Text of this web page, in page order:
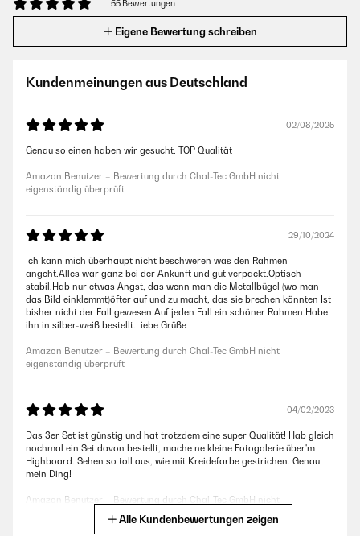
55 Bewertungen
Eigene Bewertung schreiben
Kundenmeinungen aus Deutschland
02/08/2025
Genau so einen haben wir gesucht. TOP Qualität
Amazon Benutzer – Bewertung durch Chal-Tec GmbH nicht
eigenständig überprüft
29/10/2024
Ich kann mich überhaupt nicht beschweren was den Rahmen
angeht.Alles war ganz bei der Ankunft und gut verpackt.Optisch
stabil.Hab nur etwas Angst, das wenn man die Metallbügel (wo man
das Bild einklemmt)öfter auf und zu macht, das sie brechen könnten Ist
bisher nicht der Fall gewesen.Auf jeden Fall ein schöner Rahmen.Habe
ihn in silber-weiß bestellt.Liebe Grüße
Amazon Benutzer – Bewertung durch Chal-Tec GmbH nicht
eigenständig überprüft
04/02/2023
Das 3er Set ist günstig und hat trotzdem eine super Qualität! Hab gleich
nochmal ein Set davon bestellt, mache ne kleine Fotogalerie über'm
Highboard. Sehen so toll aus, wie mit Kreidefarbe gestrichen. Genau
mein Ding!
Amazon Benutzer – Bewertung durch Chal-Tec GmbH nicht
eigenständig überprüftAlle Kundenbewertungen zeigen